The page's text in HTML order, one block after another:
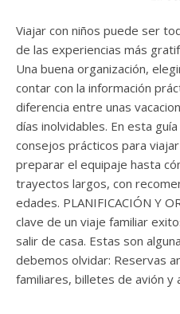
Viajar con niños puede ser todo un reto, pero también una
de las experiencias más
Una buena organización,
contar con la información
diferencia entre unas
días inolvidables. En esta
consejos prácticos para
preparar el equipaje hasta
trayectos largos, con
edades. PLANIFICACIÓN Y
clave de un viaje familiar
salir de casa. Estas son
debemos olvidar: Reservas
familiares, billetes de avión y